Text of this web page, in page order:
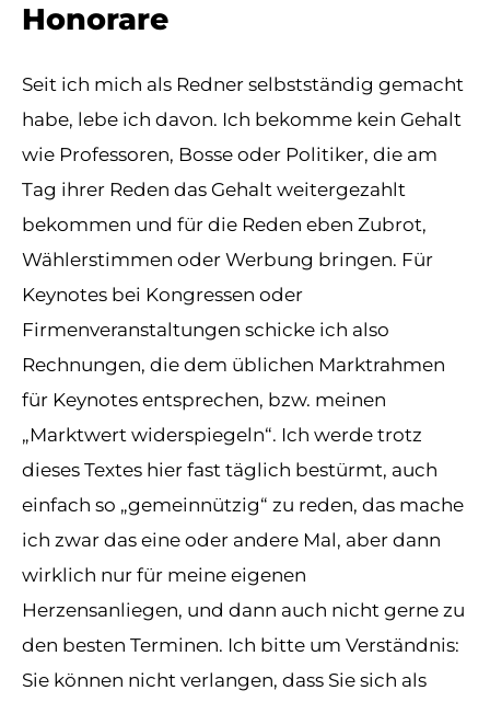
Honorare
Seit ich mich als Redner selbstständig gemacht
habe, lebe ich davon. Ich bekomme kein Gehalt
wie Professoren, Bosse oder Politiker, die am
Tag ihrer Reden das Gehalt weitergezahlt
bekommen und für die Reden eben Zubrot,
Wählerstimmen oder Werbung bringen. Für
Keynotes bei Kongressen oder
Firmenveranstaltungen schicke ich also
Rechnungen, die dem üblichen Marktrahmen
für Keynotes entsprechen, bzw. meinen
„Marktwert widerspiegeln“. Ich werde trotz
dieses Textes hier fast täglich bestürmt, auch
einfach so „gemeinnützig“ zu reden, das mache
ich zwar das eine oder andere Mal, aber dann
wirklich nur für meine eigenen
Herzensanliegen, und dann auch nicht gerne zu
den besten Terminen. Ich bitte um Verständnis:
Sie können nicht verlangen, dass Sie sich als